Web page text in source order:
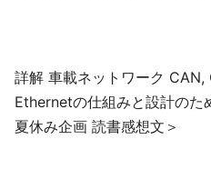
詳解 車載ネットワーク CAN,
Ethernetの仕組みと設計の
夏休み企画 読書感想文＞